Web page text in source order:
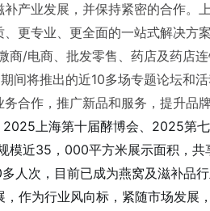
产业发展，并保持紧密的合作
更专业、更全面的一站式解决方案
/电商、批发零售、药店及药店
间将推出的近10多场专题论坛和
合作，推广新品和服务，提升品
上海第十届酵博会、2025第
模近35，000平方米展示面积，
人次，目前已成为燕窝及滋补品
作为行业风向标，紧随市场发展